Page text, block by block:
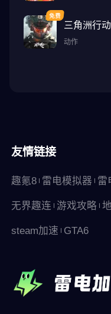
三角洲行动
动作
友情链接
趣氪8 雷电模拟器 雷
无界趣连 游戏攻略
steam加速 GTA6